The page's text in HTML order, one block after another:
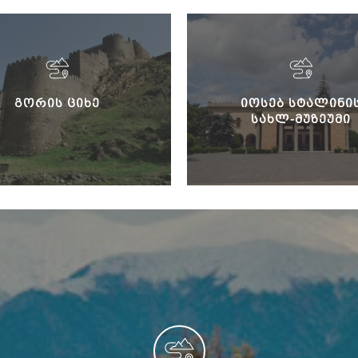
ᲒᲝᲠᲘᲡ ᲪᲘᲮᲔ
ᲘᲝᲡᲔᲑ
ᲡᲐᲮᲚ-ᲛᲣᲖᲔᲣᲛᲘ